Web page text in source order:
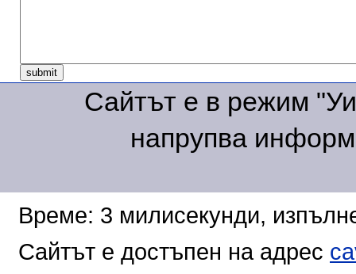
Сайтът е в режим
напрупва
Време: 3 милисекунди,
Сайтът е достъпен на адрес